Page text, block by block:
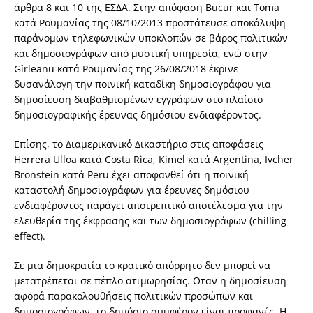
άρθρα 8 και 10 της ΕΣΔΑ. Στην απόφαση Bucur και Toma
κατά Ρουμανίας της 08/10/2013 προστάτευσε αποκάλυψη
παράνομων τηλεφωνικών υποκλοπών σε βάρος πολιτικών
και δημοσιογράφων από μυστική υπηρεσία, ενώ στην
Gîrleanu κατά Ρουμανίας της 26/08/2018 έκρινε
δυσανάλογη την ποινική καταδίκη δημοσιογράφου για
δημοσίευση διαβαθμισμένων εγγράφων στο πλαίσιο
δημοσιογραφικής έρευνας δημόσιου ενδιαφέροντος.
Επίσης, το Διαμερικανικό Δικαστήριο στις αποφάσεις
Herrera Ulloa κατά Costa Rica, Kimel κατά Argentina, Ivcher
Bronstein κατά Peru έχει αποφανθεί ότι η ποινική
καταστολή δημοσιογράφων για έρευνες δημόσιου
ενδιαφέροντος παράγει αποτρεπτικό αποτέλεσμα για την
ελευθερία της έκφρασης και των δημοσιογράφων (chilling
effect).
Σε μια δημοκρατία το κρατικό απόρρητο δεν μπορεί να
μετατρέπεται σε πέπλο ατιμωρησίας. Οταν η δημοσίευση
αφορά παρακολουθήσεις πολιτικών προσώπων και